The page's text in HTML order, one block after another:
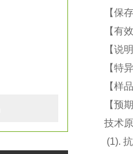
【保
【有
【说
【特
【样
【预
技术
(1).